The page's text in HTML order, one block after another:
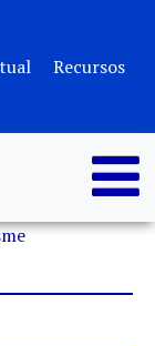
Recursos